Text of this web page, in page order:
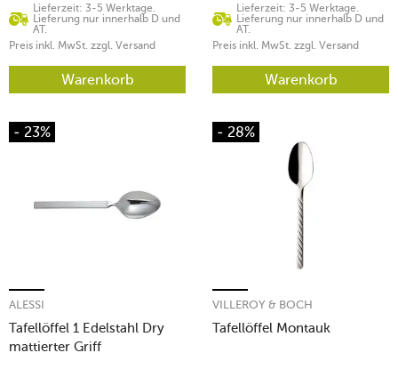
Lieferzeit: 3-5 Werktage.
Lieferung nur innerhalb D und
AT.
Preis inkl. MwSt. zzgl. Versand
Warenkorb
Lieferzeit: 3-5 Werktage.
Lieferung nur innerhalb D und
AT.
Preis inkl. MwSt. zzgl. Versand
Warenkorb
- 23%
Tafellöffel 1 Edelstahl Dry
mattierter Griff
ALESSI
- 28%
Tafellöffel Montauk
VILLEROY & BOCH